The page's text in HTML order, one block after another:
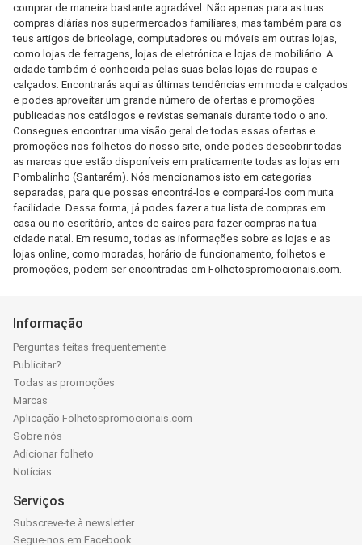
comprar de maneira bastante agradável. Não apenas para as tuas
compras diárias nos supermercados familiares, mas também para os
teus artigos de bricolage, computadores ou móveis em outras lojas,
como lojas de ferragens, lojas de eletrónica e lojas de mobiliário. A
cidade também é conhecida pelas suas belas lojas de roupas e
calçados. Encontrarás aqui as últimas tendências em moda e calçados
e podes aproveitar um grande número de ofertas e promoções
publicadas nos catálogos e revistas semanais durante todo o ano.
Consegues encontrar uma visão geral de todas essas ofertas e
promoções nos folhetos do nosso site, onde podes descobrir todas
as marcas que estão disponíveis em praticamente todas as lojas em
Pombalinho (Santarém). Nós mencionamos isto em categorias
separadas, para que possas encontrá-los e compará-los com muita
facilidade. Dessa forma, já podes fazer a tua lista de compras em
casa ou no escritório, antes de saires para fazer compras na tua
cidade natal. Em resumo, todas as informações sobre as lojas e as
lojas online, como moradas, horário de funcionamento, folhetos e
promoções, podem ser encontradas em Folhetospromocionais.com.
Informação
Perguntas feitas frequentemente
Publicitar?
Todas as promoções
Marcas
Aplicação Folhetospromocionais.com
Sobre nós
Adicionar folheto
Notícias
Serviços
Subscreve-te à newsletter
Segue-nos em Facebook